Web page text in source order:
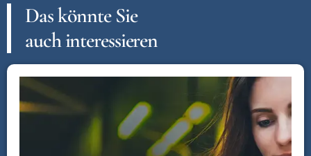
Das könnte Sie
auch interessieren